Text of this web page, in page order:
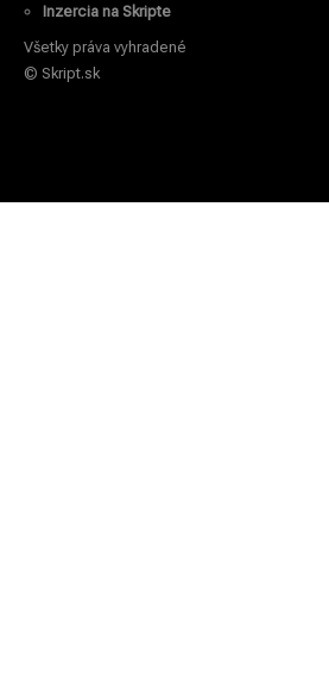
Inzercia na Skripte
Všetky práva vyhradené
© Skript.sk